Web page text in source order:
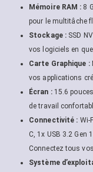
Mémoire RAM : 8
pour le multitâche
Stockage : SSD
vos logiciels en
Carte Graphique :
vos applications
Écran :15.6
de travail
Connectivité : Wi-
C, 1x USB 3.2 Gen
Connectez tous
Système